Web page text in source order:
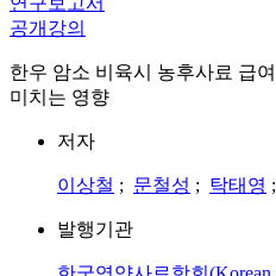
공개강의
한우 암소 비육시 농후사료 급
미치는 영향
저자
이상철 ; 문철성 ; 탁태영 ;
발행기관